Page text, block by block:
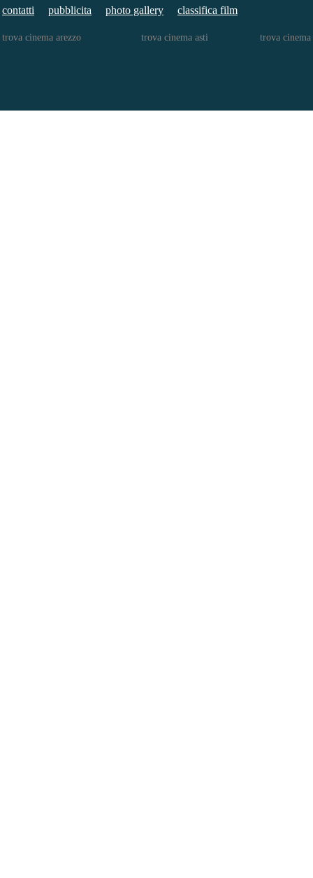
contatti pubblicita photo gallery classifica film
trova cinema arezzo trova cinema asti trova